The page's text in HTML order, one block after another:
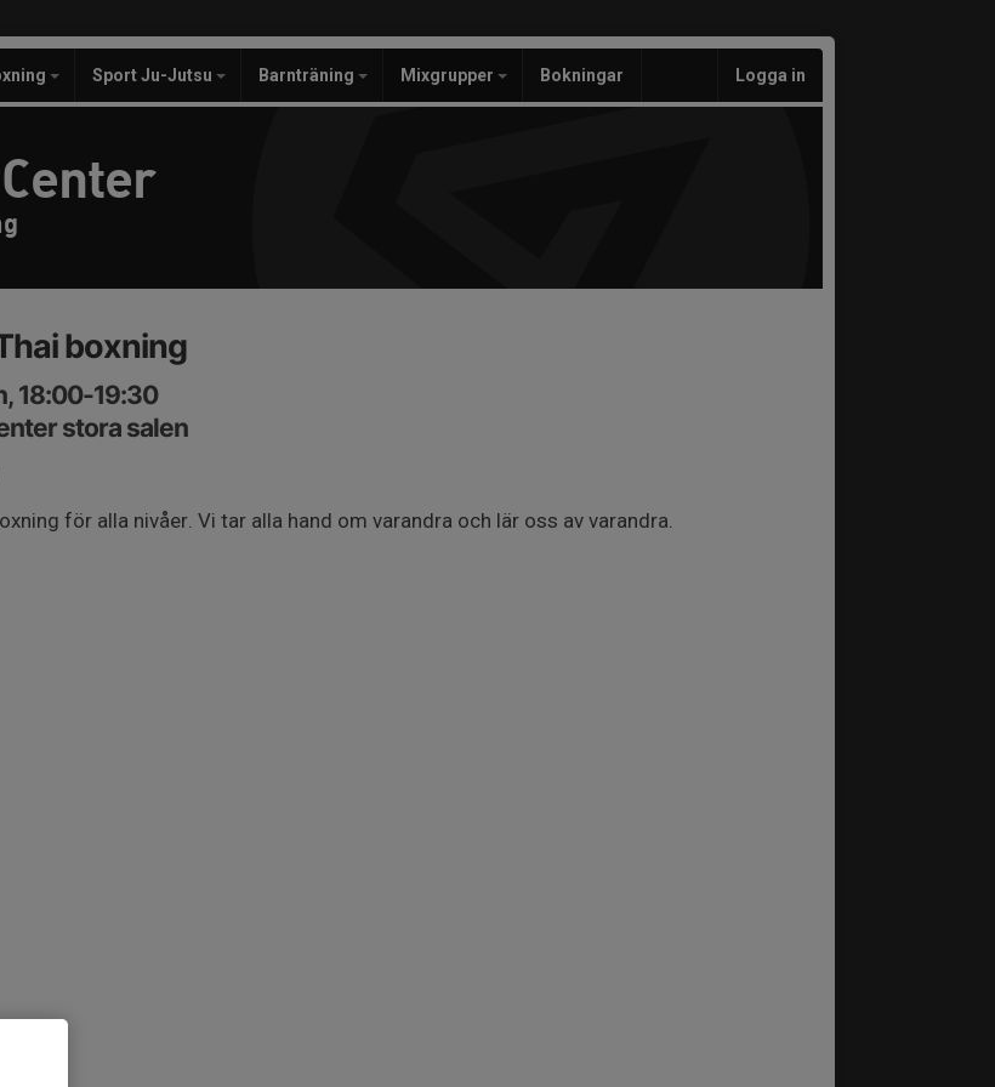
Sport Ju-Jutsu Barnträning Mixgrupper Bokningar Logga in
boxning
18:00-19:30
stora salen
för alla nivåer. Vi tar alla hand om varandra och lär oss av varandra.